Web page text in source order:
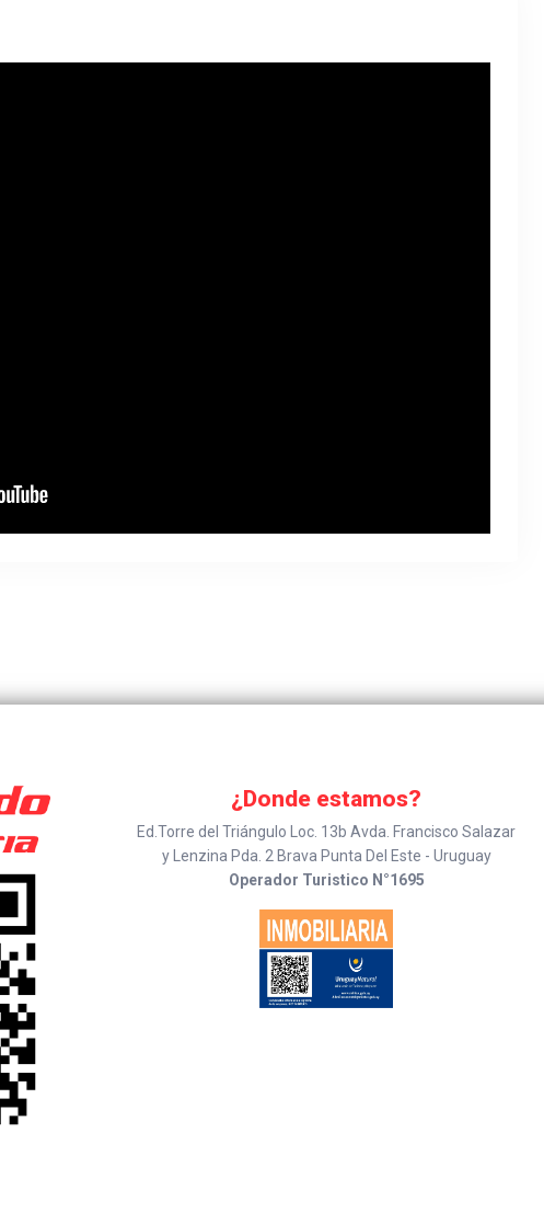
¿Donde estamos?
Ed.Torre del Triángulo Loc. 13b Avda. Francisco Salazar
y Lenzina Pda. 2 Brava Punta Del Este - Uruguay
Operador Turistico N°1695